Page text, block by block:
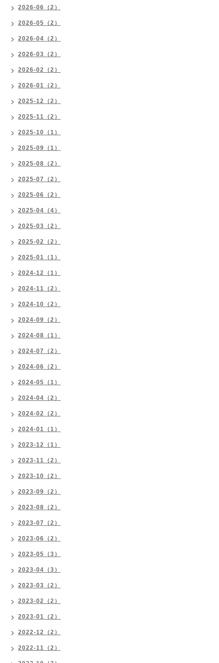
2026-06（2）
2026-05（2）
2026-04（2）
2026-03（2）
2026-02（2）
2026-01（2）
2025-12（2）
2025-11（2）
2025-10（1）
2025-09（1）
2025-08（2）
2025-07（2）
2025-06（2）
2025-04（4）
2025-03（2）
2025-02（2）
2025-01（1）
2024-12（1）
2024-11（2）
2024-10（2）
2024-09（2）
2024-08（1）
2024-07（2）
2024-06（2）
2024-05（1）
2024-04（2）
2024-02（2）
2024-01（1）
2023-12（1）
2023-11（2）
2023-10（2）
2023-09（2）
2023-08（2）
2023-07（2）
2023-06（2）
2023-05（3）
2023-04（3）
2023-03（2）
2023-02（2）
2023-01（2）
2022-12（2）
2022-11（2）